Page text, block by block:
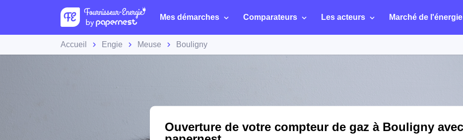
Mes démarches Comparateurs Les acteurs Marché de l'énergie
Accueil Engie Meuse Bouligny